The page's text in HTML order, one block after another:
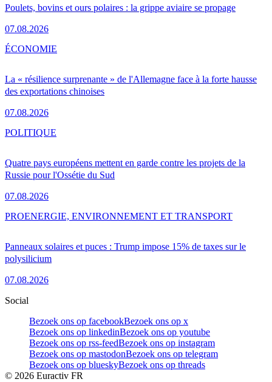
Poulets, bovins et ours polaires : la grippe aviaire se propage
07.08.2026
La « résilience surprenante » de l'Allemagne face à la forte hausse
des exportations chinoises
07.08.2026
ÉCONOMIE
Quatre pays européens mettent en garde contre les projets de la
Russie pour l'Ossétie du Sud
07.08.2026
POLITIQUE
Panneaux solaires et puces : Trump impose 15% de taxes sur le
polysilicium
07.08.2026
PROENERGIE, ENVIRONNEMENT ET TRANSPORT
Social
Bezoek ons op facebookBezoek ons op x
Bezoek ons op linkedinBezoek ons op youtube
Bezoek ons op rss-feedBezoek ons op instagram
Bezoek ons op mastodonBezoek ons op telegram
Bezoek ons op blueskyBezoek ons op threads
© 2026 Euractiv FR